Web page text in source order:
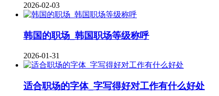
2026-02-03
韩国的职场_韩国职场等级称呼
2026-01-31
适合职场的字体_字写得好对工作有什么好处